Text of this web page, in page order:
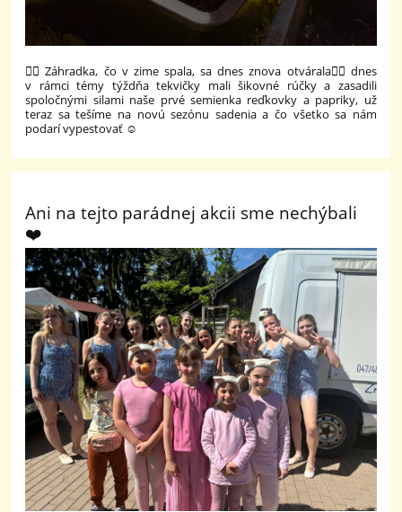
🫜🫑 Záhradka, čo v zime spala, sa dnes znova otvárala🫜🫑 dnes
v rámci témy týždňa tekvičky mali šikovné rúčky a zasadili
spoločnými silami naše prvé semienka reďkovky a papriky, už
teraz sa tešíme na novú sezónu sadenia a čo všetko sa nám
podarí vypestovať ☺️
Ani na tejto parádnej akcii sme nechýbali
❤️